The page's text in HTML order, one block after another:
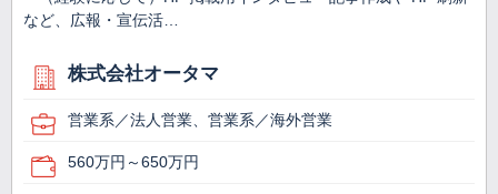
など、広報・宣伝活…
株式会社オータマ
営業系／法人営業、営業系／海外営業
560万円～650万円